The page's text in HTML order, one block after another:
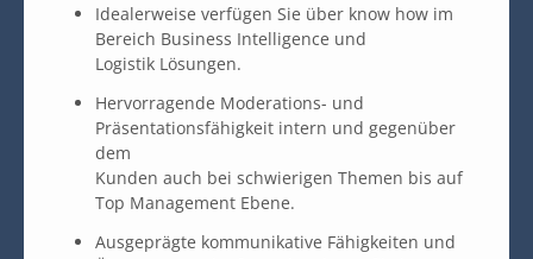
Idealerweise verfügen Sie über know how im
Bereich Business Intelligence und
Logistik Lösungen.
Hervorragende Moderations- und
Präsentationsfähigkeit intern und gegenüber
dem
Kunden auch bei schwierigen Themen bis auf
Top Management Ebene.
Ausgeprägte kommunikative Fähigkeiten und